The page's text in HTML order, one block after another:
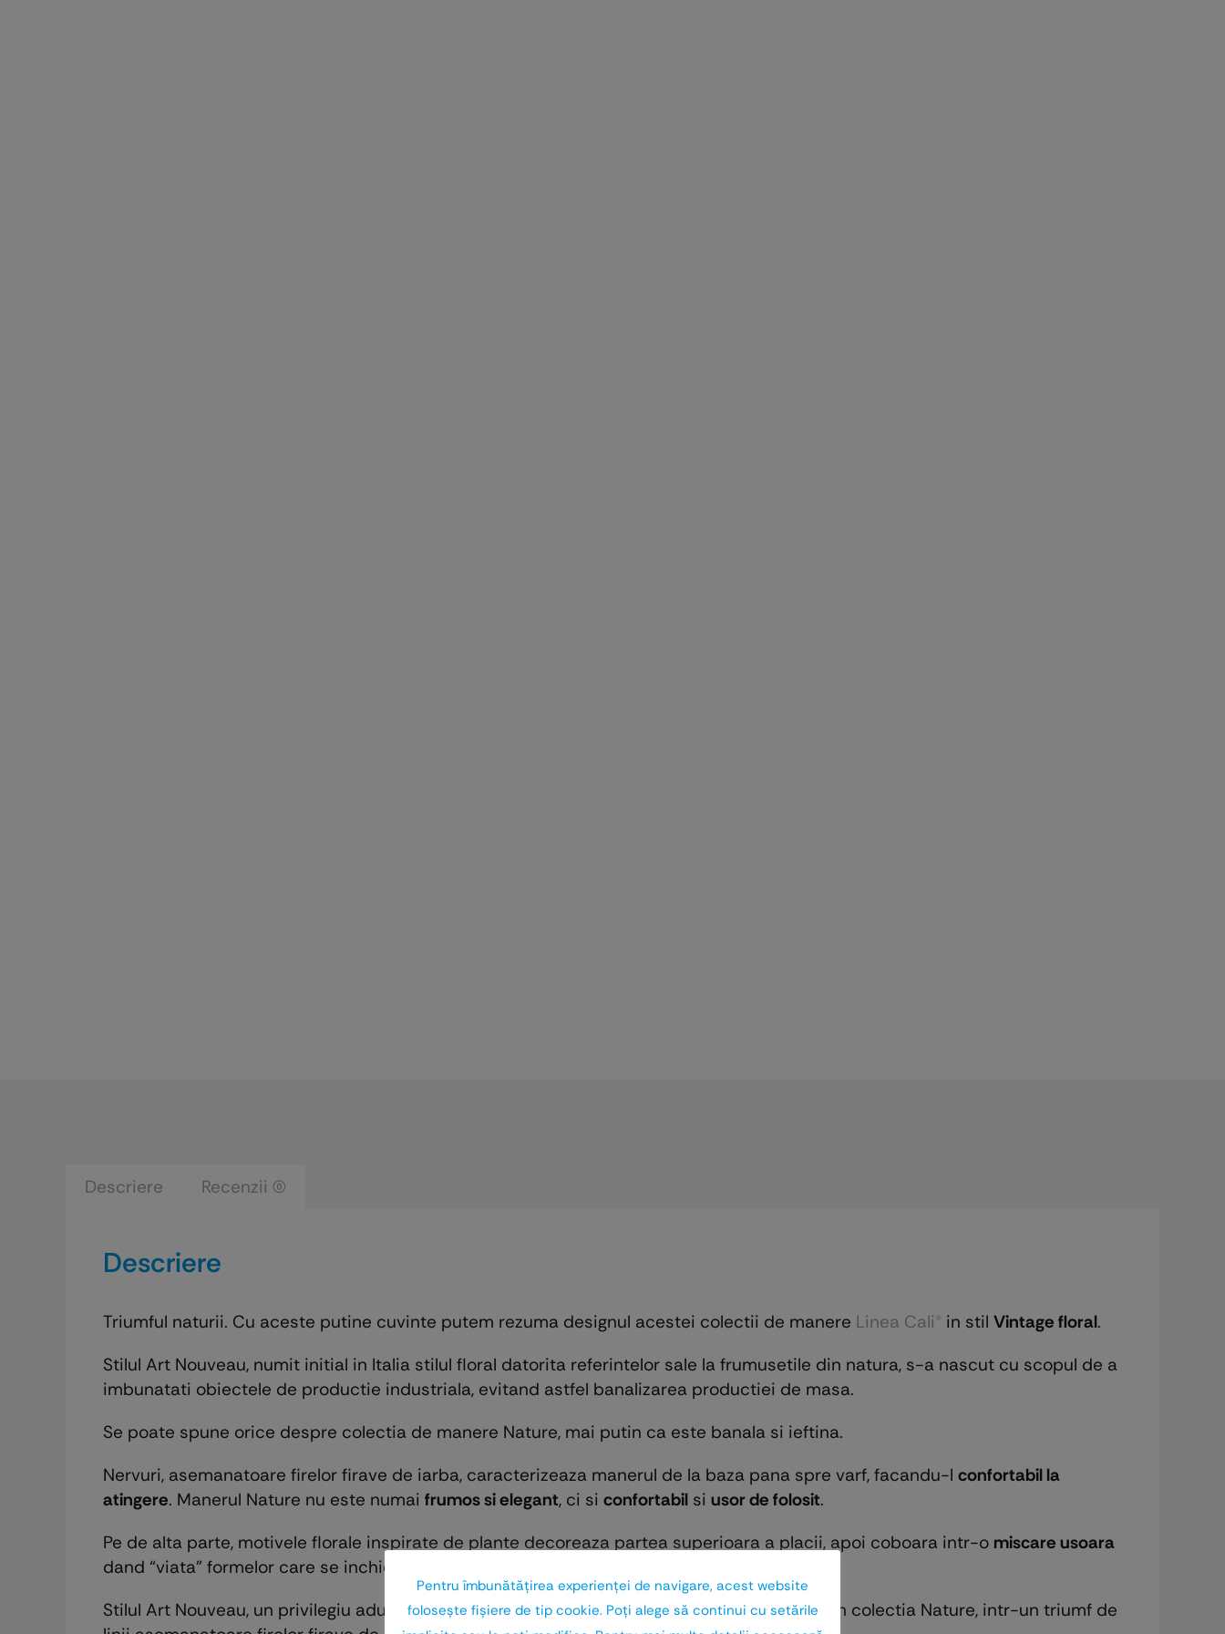
Descriere Recenzii (0)
Descriere
Triumful naturii. Cu aceste putine cuvinte putem rezuma designul acestei colectii de manere Linea Cali® in stil Vintage floral.
Stilul Art Nouveau, numit initial in Italia stilul floral datorita referintelor sale la frumusetile din natura, s-a nascut cu scopul de a
imbunatati obiectele de productie industriala, evitand astfel banalizarea productiei de masa.
Se poate spune orice despre colectia de manere Nature, mai putin ca este banala si ieftina.
Nervuri, asemanatoare firelor firave de iarba, caracterizeaza manerul de la baza pana spre varf, facandu-l confortabil la
atingere. Manerul Nature nu este numai frumos si elegant, ci si confortabilsi usor de folosit.
Pe de alta parte, motivele florale inspirate de plante decoreaza partea superioara a placii, apoi coboara intr-o miscare usoara
dand “viata” formelor care se inchid intr-o
Stilul Art Nouveau, un privilegiu adus celor mai inalte clase sociale din trecut, este prezent in colectia Nature, intr-un triumf de
Pentru îmbunătăţirea experienţei de navigare, acest website
foloseşte fişiere de tip cookie. Poţi alege să continui cu setările